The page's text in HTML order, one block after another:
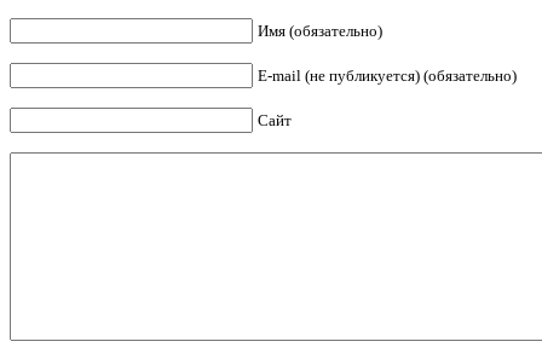
Имя (обязательно)
E-mail (не публикуется) (обязательно)
Сайт